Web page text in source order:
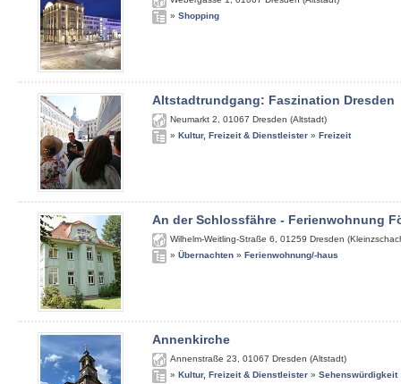
» Shopping
Altstadtrundgang: Faszination Dresden
Neumarkt 2 01067 Dresden (Altstadt)
» Kultur, Freizeit & Dienstleister » Freizeit
An der Schlossfähre - Ferienwohnung
Wilhelm-Weitling-Straße 6 01259 Dresden
» Übernachten » Ferienwohnung/-haus
Annenkirche
Annenstraße 23 01067 Dresden (Altstadt)
» Kultur, Freizeit & Dienstleister » Sehenswürdigkeit